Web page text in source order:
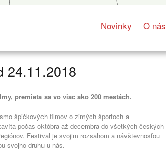
Novinky O nás
24.11.2018
premieta sa vo viac ako 200 mestách.
špičkových filmov o zimých športoch a
počas októbra až decembra do všetkých českých
Festival je svojim rozsahom a návštevnosťou
svojho druhu u nás.